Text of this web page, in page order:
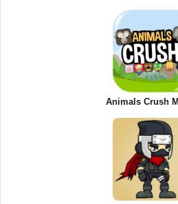
Animals Crush